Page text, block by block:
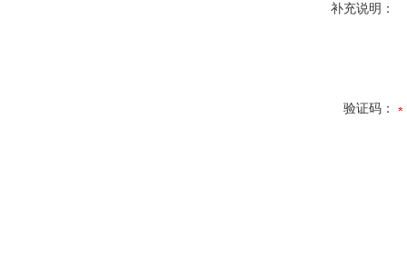
补充说明：
验证码：